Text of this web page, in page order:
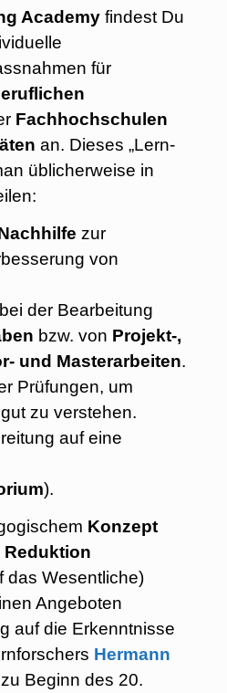
Academy findest Du
für
Fachhochschulen
an. Dieses „Lern-
üblicherweise in
zur
von
der Bearbeitung
bzw. von Projekt-,
und Masterarbeiten.
Prüfungen, um
gut zu verstehen.
auf eine
).
Konzept
das Wesentliche)
Angeboten
auf die Erkenntnisse
Hermann
Beginn des 20.